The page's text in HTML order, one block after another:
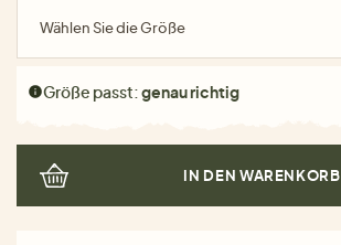
Wählen Sie die Größe
Größe passt:genau richtig
IN DEN WARENKORB